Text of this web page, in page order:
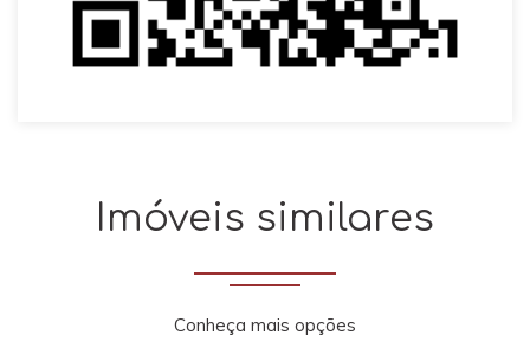
Imóveis similares
Conheça mais opções